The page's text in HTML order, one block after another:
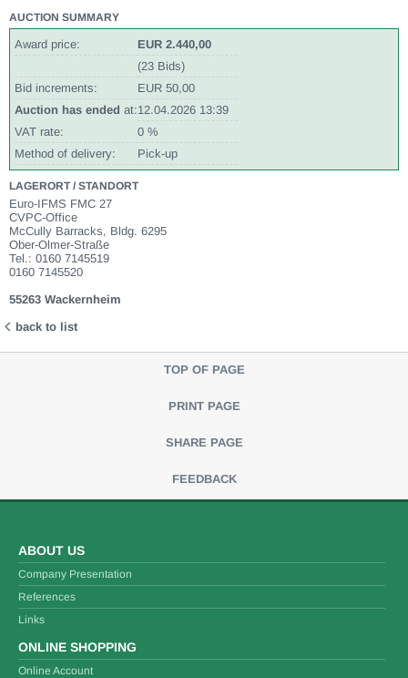
AUCTION SUMMARY
Award price:
EUR 2.440,00
(23 Bids)
Bid increments:
EUR 50,00
Auction has ended at:12.04.2026 13:39
VAT rate:
0 %
Method of delivery:
Pick-up
LAGERORT / STANDORT
Euro-IFMS FMC 27
CVPC-Office
McCully Barracks, Bldg. 6295
Ober-Olmer-Straße
Tel.: 0160 7145519
0160 7145520
55263 Wackernheim
back to list
TOP OF PAGE
PRINT PAGE
SHARE PAGE
FEEDBACK
ABOUT US
Company Presentation
References
Links
ONLINE SHOPPING
Online Account